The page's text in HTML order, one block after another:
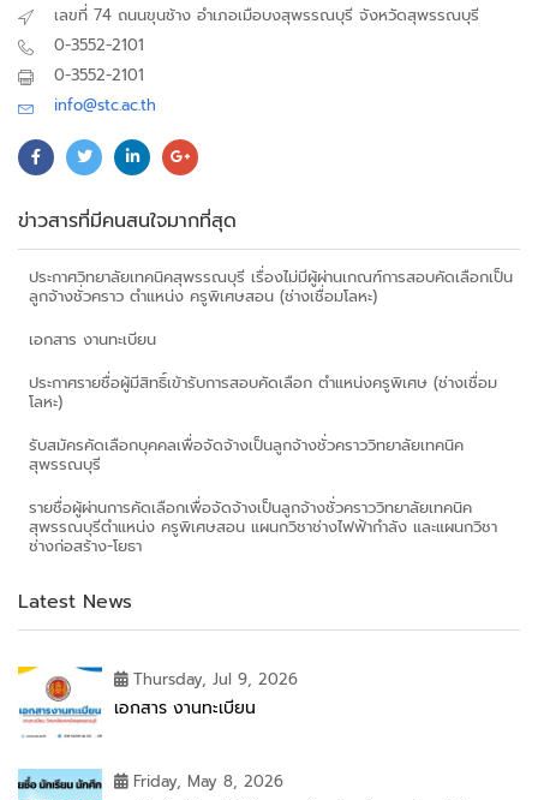
เลขที่ 74 ถนนขุนช้าง อำเภอเมือบงสุพรรณบุรี จังหวัดสุพรรณบุรี
0-3552-2101
0-3552-2101
info@stc.ac.th
ข่าวสารที่มีคนสนใจมากที่สุด
ประกาศวิทยาลัยเทคนิคสุพรรณบุรี เรื่องไม่มีผู้ผ่านเกณฑ์การสอบคัดเลือกเป็น
ลูกจ้างชั่วคราว ตำแหน่ง ครูพิเศษสอน (ช่างเชื่อมโลหะ)
เอกสาร งานทะเบียน
ประกาศรายชื่อผู้มีสิทธิ์เข้ารับการสอบคัดเลือก ตำแหน่งครูพิเศษ (ช่างเชื่อม
โลหะ)
รับสมัครคัดเลือกบุคคลเพื่อจัดจ้างเป็นลูกจ้างชั่วคราววิทยาลัยเทคนิค
สุพรรณบุรี
รายชื่อผู้ผ่านการคัดเลือกเพื่อจัดจ้างเป็นลูกจ้างชั่วคราววิทยาลัยเทคนิค
สุพรรณบุรีตำแหน่ง ครูพิเศษสอน แผนกวิชาช่างไฟฟ้ากำลัง และแผนกวิชา
ช่างก่อสร้าง-โยธา
Latest News
Thursday, Jul 9, 2026
เอกสาร งานทะเบียน
Friday, May 8, 2026